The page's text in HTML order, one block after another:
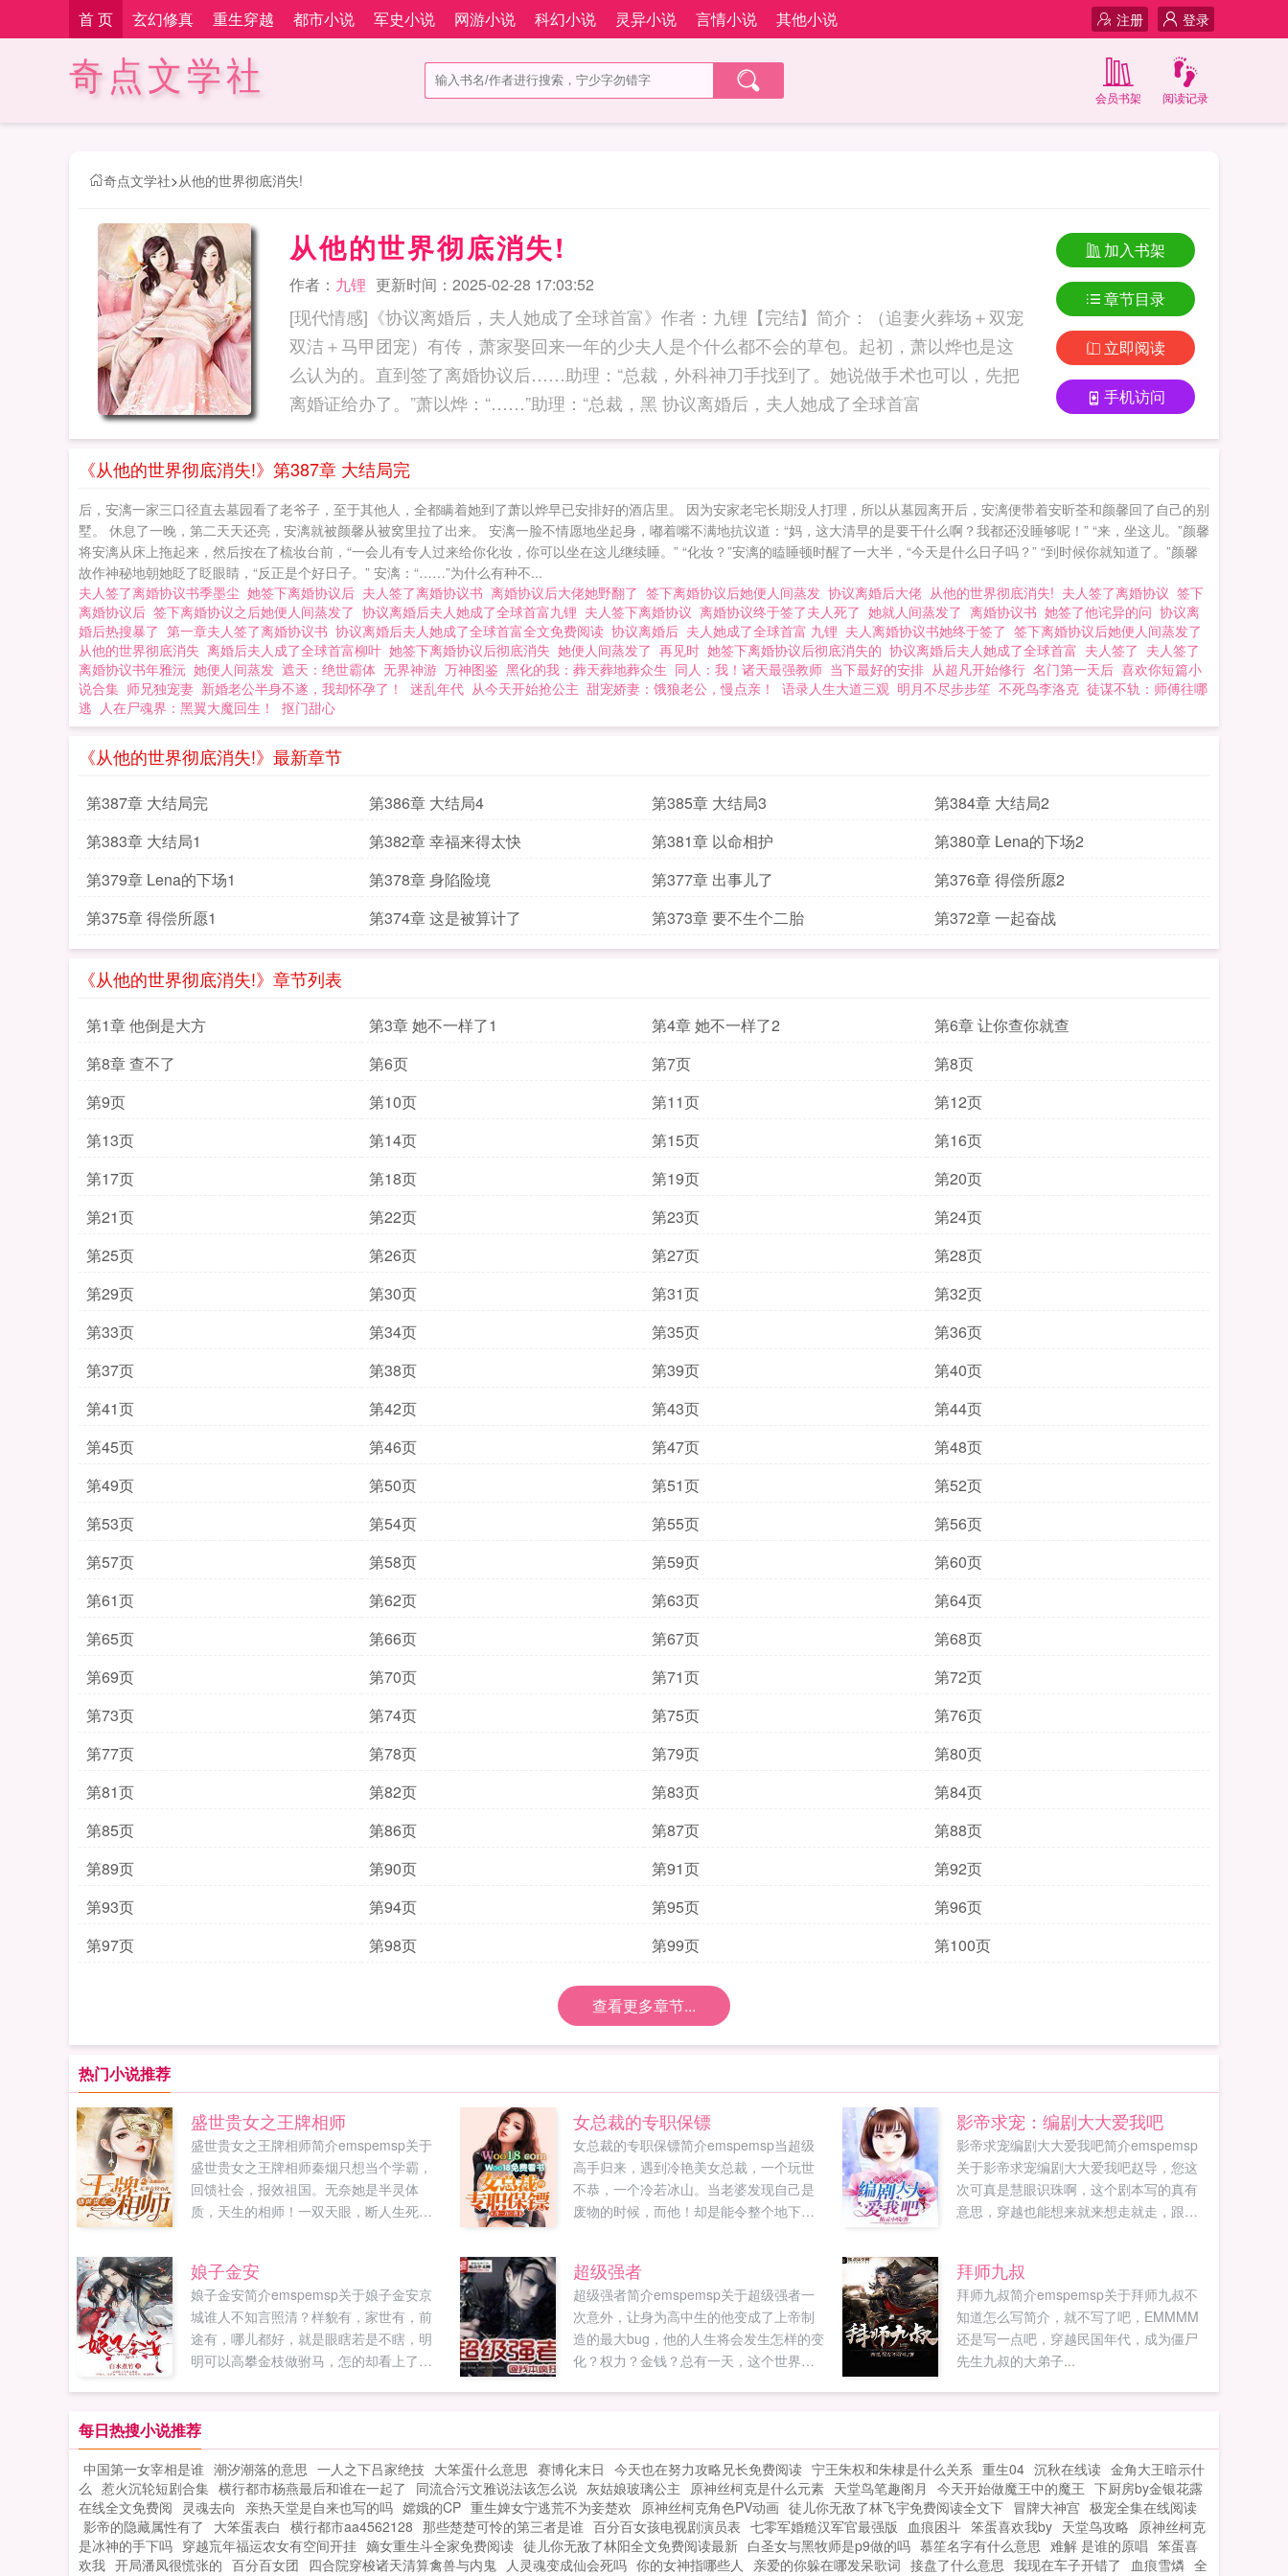
首 页 玄幻修真 重生穿越 都市小说 军史小说 网游小说 科幻小说 灵异小说 言情小说 其他小说 登录
注册
奇点文学社 阅读记录
会员书架
奇点文学社>从他的世界彻底消失!
从他的世界彻底消失!
作者： 九锂 更新时间：2025-02-28 17:03:52
[现代情感]《协议离婚后，夫人她成了全球首富》作者：九锂【完结】简介：（追妻火葬场＋双宠
双洁＋马甲团宠）有传，萧家娶回来一年的少夫人是个什么都不会的草包。起初，萧以烨也是这
么认为的。直到签了离婚协议后……助理：“总裁，外科神刀手找到了。她说做手术也可以，先把
离婚证给办了。”萧以烨：“……”助理：“总裁，黑 协议离婚后，夫人她成了全球首富
加入书架
章节目录
立即阅读
手机访问
《从他的世界彻底消失!》第387章 大结局完
后，安漓一家三口径直去墓园看了老爷子，至于其他人，全都瞒着她到了萧以烨早已安排好的酒店里。 因为安家老宅长期没人打理，所以从墓园离开后，安漓便带着安昕荃和颜馨回了自己的别
墅。 休息了一晚，第二天天还亮，安漓就被颜馨从被窝里拉了出来。 安漓一脸不情愿地坐起身，嘟着嘴不满地抗议道：“妈，这大清早的是要干什么啊？我都还没睡够呢！” “来，坐这儿。”颜馨
将安漓从床上拖起来，然后按在了梳妆台前，“一会儿有专人过来给你化妆，你可以坐在这儿继续睡。” “化妆？”安漓的瞌睡顿时醒了一大半，“今天是什么日子吗？” “到时候你就知道了。”颜馨
故作神秘地朝她眨了眨眼睛，“反正是个好日子。” 安漓：“……”为什么有种不...
夫人签了离婚协议书季墨尘 她签下离婚协议后 夫人签了离婚协议书 离婚协议后大佬她野翻了 签下离婚协议后她便人间蒸发 协议离婚后大佬 从他的世界彻底消失! 夫人签了离婚协议 签下
离婚协议后 签下离婚协议之后她便人间蒸发了 协议离婚后夫人她成了全球首富九锂 夫人签下离婚协议 离婚协议终于签了夫人死了 她就人间蒸发了 离婚协议书 她签了他诧异的问 协议离
婚后热搜暴了 第一章夫人签了离婚协议书 协议离婚后夫人她成了全球首富全文免费阅读 协议离婚后 夫人她成了全球首富 九锂 夫人离婚协议书她终于签了 签下离婚协议后她便人间蒸发了
从他的世界彻底消失 离婚后夫人成了全球首富柳叶 她签下离婚协议后彻底消失 她便人间蒸发了 再见时 她签下离婚协议后彻底消失的 协议离婚后夫人她成了全球首富 夫人签了 夫人签了
离婚协议书年雅沅 她便人间蒸发 遮天：绝世霸体 无界神游 万神图鉴 黑化的我：葬天葬地葬众生 同人：我！诸天最强教师 当下最好的安排 从超凡开始修行 名门第一天后 喜欢你短篇小
说合集 师兄独宠妻 新婚老公半身不遂，我却怀孕了！ 迷乱年代 从今天开始抢公主 甜宠娇妻：饿狼老公，慢点亲！ 语录人生大道三观 明月不尽步步笙 不死鸟李洛克 徒谋不轨：师傅往哪
逃 人在尸魂界：黑翼大魔回生！ 抠门甜心
《从他的世界彻底消失!》最新章节
第387章 大结局完 第386章 大结局4 第385章 大结局3
第384章 大结局2
第383章 大结局1
第382章 幸福来得太快 第381章 以命相护
第380章 Lena的下场2
第379章 Lena的下场1
第378章 身陷险境 第377章 出事儿了
第376章 得偿所愿2
第375章 得偿所愿1
第374章 这是被算计了 第373章 要不生个二胎 第372章 一起奋战
《从他的世界彻底消失!》章节列表
第1章 他倒是大方 第3章 她不一样了1 第4章 她不一样了2
第6章 让你查你就查
第8章 查不了
第6页 第7页
第8页
第9页
第10页 第11页
第12页
第13页
第14页 第15页
第16页
第17页
第18页 第19页
第20页
第21页
第22页 第23页
第24页
第25页
第26页 第27页
第28页
第29页
第30页 第31页
第32页
第33页
第34页 第35页
第36页
第37页
第38页 第39页
第40页
第41页
第42页 第43页
第44页
第45页
第46页 第47页
第48页
第49页
第50页 第51页
第52页
第53页
第54页 第55页
第56页
第57页
第58页 第59页
第60页
第61页
第62页 第63页
第64页
第65页
第66页 第67页
第68页
第69页
第70页 第71页
第72页
第73页
第74页 第75页
第76页
第77页
第78页 第79页
第80页
第81页
第82页 第83页
第84页
第85页
第86页 第87页
第88页
第89页
第90页 第91页
第92页
第93页
第94页 第95页
第96页
第97页
第98页 第99页 第100页
查看更多章节...
热门小说推荐
盛世贵女之王牌相师
盛世贵女之王牌相师简介emspemsp关于
盛世贵女之王牌相师秦烟只想当个学霸，
回馈社会，报效祖国。无奈她是半灵体
质，天生的相师！一双天眼，断人生死！
际财团，都...
女总裁的专职保镖
女总裁的专职保镖简介emspemsp当超级
高手归来，遇到冷艳美女总裁，一个玩世
不恭，一个冷若冰山。当老婆发现自己是
废物的时候，而他！却是能令整个地下都
影帝求宠：编剧大大爱我吧
影帝求宠编剧大大爱我吧简介emspemsp
关于影帝求宠编剧大大爱我吧赵导，您这
次可真是慧眼识珠啊，这个剧本写的真有
意思，穿越也能想来就来想走就走，跟坐
人真事...
娘子金安
娘子金安简介emspemsp关于娘子金安京
城谁人不知言照清？样貌有，家世有，前
途有，哪儿都好，就是眼瞎若是不瞎，明
明可以高攀金枝做驸马，怎的却看上了一
超级强者
超级强者简介emspemsp关于超级强者一
次意外，让身为高中生的他变成了上帝制
造的最大bug，他的人生将会发生怎样的变
化？权力？金钱？总有一天，这个世界会
拜师九叔
拜师九叔简介emspemsp关于拜师九叔不
知道怎么写简介，就不写了吧，EMMMM
还是写一点吧，穿越民国年代，成为僵尸
先生九叔的大弟子...
每日热搜小说推荐
中国第一女宰相是谁 潮汐潮落的意思 一人之下吕家绝技 大笨蛋什么意思 赛博化末日 今天也在努力攻略兄长免费阅读 宁王朱权和朱棣是什么关系 重生04 沉秋在线读 金角大王暗示什
么 惹火沉轮短剧合集 横行都市杨燕最后和谁在一起了 同流合污文雅说法该怎么说 灰姑娘玻璃公主 原神丝柯克是什么元素 天堂鸟笔趣阁月 今天开始做魔王中的魔王 下厨房by金银花露
在线全文免费阅
灵魂去向 亲热天堂是自来也写的吗 嫦娥的CP 重生婢女宁逃荒不为妾楚欢 原神丝柯克角色PV动画 徒儿你无敌了林飞宇免费阅读全文下 冒牌大神宫 极宠全集在线阅读
影帝的隐藏属性有了
大笨蛋表白 横行都市aa4562128 那些楚楚可怜的第三者是谁 百分百女孩电视剧演员表 七零军婚糙汉军官最强版 血痕困斗 笨蛋喜欢我by 天堂鸟攻略 原神丝柯克
是冰神的手下吗 穿越巟年福运农女有空间开挂 嫡女重生斗全家免费阅读 徒儿你无敌了林阳全文免费阅读最新 白圣女与黑牧师是p9做的吗 慕笙名字有什么意思 难解 是谁的原唱 笨蛋喜
欢我 开局潘凤很慌张的 百分百女团 四合院穿梭诸天清算禽兽与内鬼 人灵魂变成仙会死吗 你的女神指哪些人 亲爱的你躲在哪发呆歌词 接盘了什么意思 我现在车子开错了 血痕雪燐 全